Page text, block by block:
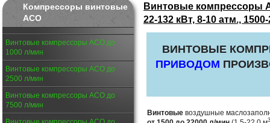
Компрессоры винтовые
АСО
Винтовые компрессоры АСО до
1000 л/мин
Винтовые компрессоры АСО до
2500 л/мин
Винтовые компрессоры АСО до
7500 л/мин
Винтовые компрессоры
22-132 кВт, 8-10 атм.,
ВИНТОВЫЕ
ПРИВОДОМ
Винтовые воздушные
3